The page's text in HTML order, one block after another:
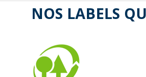
NOS LABELS